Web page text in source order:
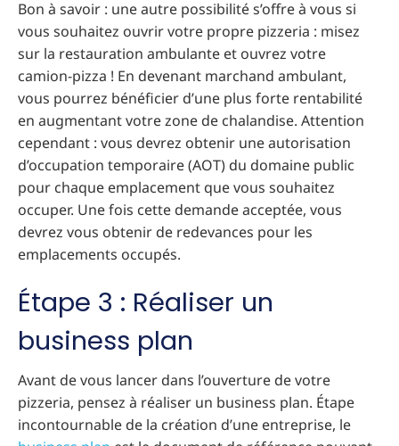
Bon à savoir : une autre possibilité s’offre à vous si
vous souhaitez ouvrir votre propre pizzeria : misez
sur la restauration ambulante et ouvrez votre
camion-pizza ! En devenant marchand ambulant,
vous pourrez bénéficier d’une plus forte rentabilité
en augmentant votre zone de chalandise. Attention
cependant : vous devrez obtenir une autorisation
d’occupation temporaire (AOT) du domaine public
pour chaque emplacement que vous souhaitez
occuper. Une fois cette demande acceptée, vous
devrez vous obtenir de redevances pour les
emplacements occupés.
Étape 3 : Réaliser un
business plan
Avant de vous lancer dans l’ouverture de votre
pizzeria, pensez à réaliser un business plan. Étape
incontournable de la création d’une entreprise, le